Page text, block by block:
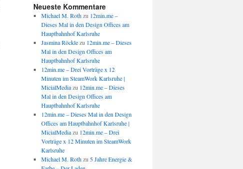
Neueste Kommentare
Michael M. Rothzu 12min.me –
Dieses Mal in den Design Offices am
Hauptbahnhof Karlsruhe
Jasmina Röcklezu 12min.me – Dieses
Mal in den Design Offices am
Hauptbahnhof Karlsruhe
12min.me – Drei Vorträge x 12
Minuten im SteamWork Karlsruhe |
MicialMediazu 12min.me – Dieses
Mal in den Design Offices am
Hauptbahnhof Karlsruhe
12min.me – Dieses Mal in den Design
Offices am Hauptbahnhof Karlsruhe |
MicialMediazu 12min.me – Drei
Vorträge x 12 Minuten im SteamWork
Karlsruhe
Michael M. Rothzu 5 Jahre Energie &